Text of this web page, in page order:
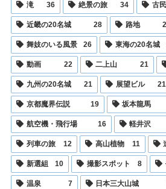
滝 36 絶景の旅 34 古
近畿の20名城 28 路地
舞妓のいる風景 26 東海の20名城
動画 22 二上山 21
九州の20名城 21 展望ビル 21
京都魔界伝説 19 坂本龍馬
航空機・飛行場 16 軽井沢
列車の旅 12 高山植物 11
新選組 10 撮影スポット 8
温泉 7 日本三大山城